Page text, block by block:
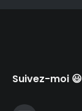
Suivez-moi 😃